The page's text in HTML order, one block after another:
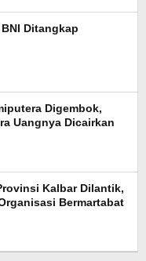
Ditangkap
Digembok,
Uangnya Dicairkan
Kalbar Dilantik,
Bermartabat